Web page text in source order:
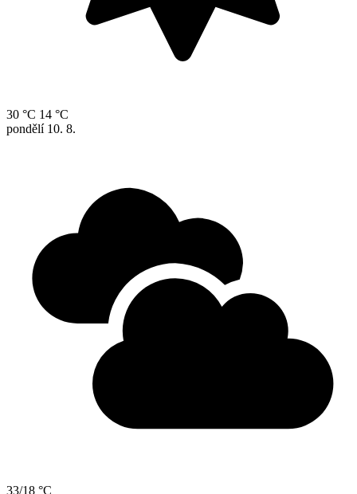
30 °C 14 °C
pondělí 10. 8.
33/18 °C